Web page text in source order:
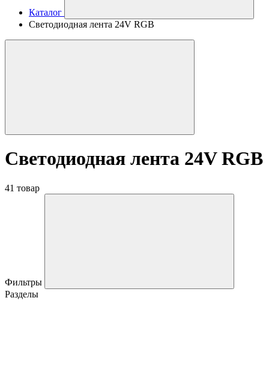
Каталог
Светодиодная лента 24V RGB
Светодиодная лента 24V RGB
41 товар
Фильтры
Разделы